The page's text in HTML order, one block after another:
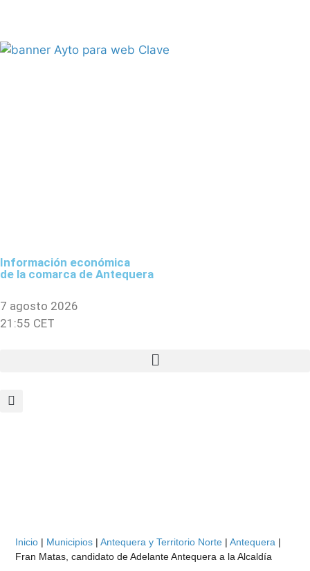
Información económica
de la comarca de Antequera
7 agosto 2026
21:55 CET
Inicio | Municipios |Antequera y Territorio Norte |Antequera |
Fran Matas, candidato de Adelante Antequera a la Alcaldía